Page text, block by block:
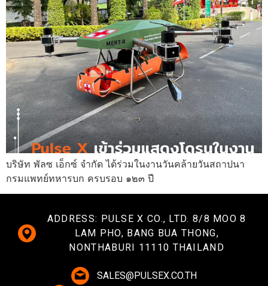
บริษัท พัลซ เอ็กซ์ จำกัด ได้ร่วมในงานวันคล้ายวันสถาปนา
กรมแพทย์ทหารบก ครบรอบ ๑๒๓ ปี
ADDRESS: PULSE X CO., LTD. 8/8 MOO 8
LAM PHO, BANG BUA THONG,
NONTHABURI 11110 THAILAND
SALES@PULSEX.CO.TH